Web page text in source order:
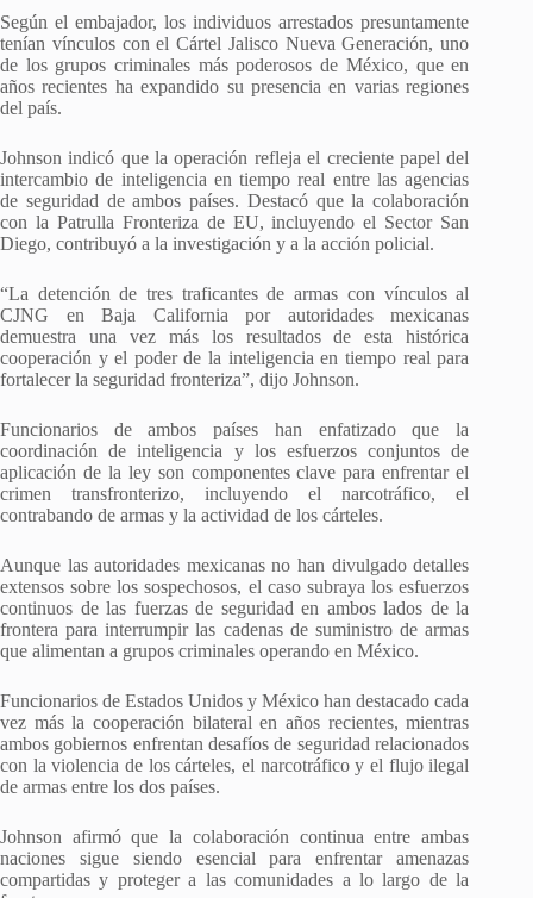
Según el embajador, los individuos arrestados presuntamente
tenían vínculos con el Cártel Jalisco Nueva Generación, uno
de los grupos criminales más poderosos de México, que en
años recientes ha expandido su presencia en varias regiones
del país.
Johnson indicó que la operación refleja el creciente papel del
intercambio de inteligencia en tiempo real entre las agencias
de seguridad de ambos países. Destacó que la colaboración
con la Patrulla Fronteriza de EU, incluyendo el Sector San
Diego, contribuyó a la investigación y a la acción policial.
“La detención de tres traficantes de armas con vínculos al
CJNG en Baja California por autoridades mexicanas
demuestra una vez más los resultados de esta histórica
cooperación y el poder de la inteligencia en tiempo real para
fortalecer la seguridad fronteriza”, dijo Johnson.
Funcionarios de ambos países han enfatizado que la
coordinación de inteligencia y los esfuerzos conjuntos de
aplicación de la ley son componentes clave para enfrentar el
crimen transfronterizo, incluyendo el narcotráfico, el
contrabando de armas y la actividad de los cárteles.
Aunque las autoridades mexicanas no han divulgado detalles
extensos sobre los sospechosos, el caso subraya los esfuerzos
continuos de las fuerzas de seguridad en ambos lados de la
frontera para interrumpir las cadenas de suministro de armas
que alimentan a grupos criminales operando en México.
Funcionarios de Estados Unidos y México han destacado cada
vez más la cooperación bilateral en años recientes, mientras
ambos gobiernos enfrentan desafíos de seguridad relacionados
con la violencia de los cárteles, el narcotráfico y el flujo ilegal
de armas entre los dos países.
Johnson afirmó que la colaboración continua entre ambas
naciones sigue siendo esencial para enfrentar amenazas
compartidas y proteger a las comunidades a lo largo de la